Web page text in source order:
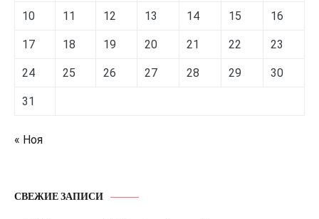
10 11 12 13 14 15 16
17 18 19 20 21 22 23
24 25 26 27 28 29 30
31
« Ноя
СВЕЖИЕ ЗАПИСИ